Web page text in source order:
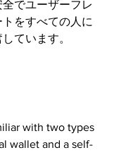
でユーザーフレ
をすべての人に
ています。
with two types
wallet and a self-